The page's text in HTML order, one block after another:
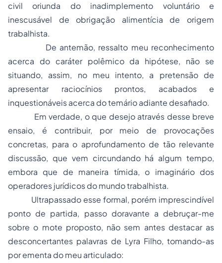
civil oriunda do inadimplemento voluntário e
inescusável de obrigação alimentícia de origem
trabalhista.
De antemão, ressalto meu reconhecimento
acerca do caráter polêmico da hipótese, não se
situando, assim, no meu intento, a pretensão de
apresentar raciocínios prontos, acabados e
inquestionáveis acerca do temário adiante desafiado.
Em verdade, o que desejo através desse breve
ensaio, é contribuir, por meio de provocações
concretas, para o aprofundamento de tão relevante
discussão, que vem circundando há algum tempo,
embora que de maneira tímida, o imaginário dos
operadores jurídicos do mundo trabalhista.
Ultrapassado esse formal, porém imprescindível
ponto de partida, passo doravante a debruçar-me
sobre o mote proposto, não sem antes destacar as
desconcertantes palavras de Lyra Filho, tomando-as
por ementa do meu articulado: